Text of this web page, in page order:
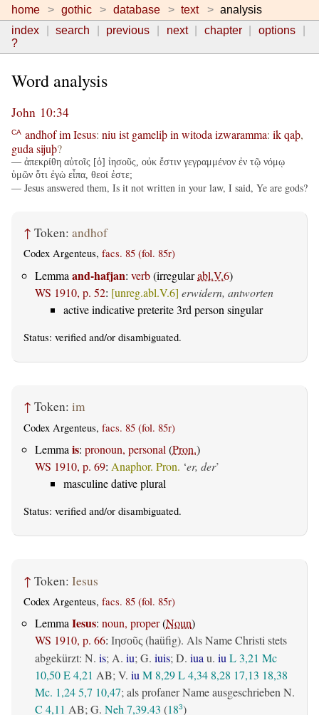
home gothic database text
analysis
index
search previous next chapter
options
?
Word analysis
John 10:34
CA andhofimIesus: niu ist gameliþin witoda izwaramma: ikqaþ,
guda sijuþ?
— ἀπεκρίθη αὐτοῖς [ὁ] ἰησοῦς, οὐκ ἔστιν γεγραμμένον ἐν τῷ νόμῳ
ὑμῶν ὅτι ἐγὼ εἶπα, θεοί ἐστε;
— Jesus answered them, Is it not written in your law, I said, Ye are gods?
↑ Token: andhof
Codex Argenteus, facs. 85 (fol. 85r)
Lemma and-hafjan: verb(irregularabl.V.6)
WS 1910, p. 52: [unreg.abl.V.6] erwidern, antworten
active indicative preterite 3rd person singular
Status: verified and/or disambiguated.
↑ Token: im
Codex Argenteus, facs. 85 (fol. 85r)
Lemma is: pronoun, personal (Pron.)
WS 1910, p. 69: Anaphor. Pron. ‘er, der’
masculine dative plural
Status: verified and/or disambiguated.
↑ Token: Iesus
Codex Argenteus, facs. 85 (fol. 85r)
LemmaIesus: noun, proper(Noun)
WS 1910, p. 66: Ιησοῦς (haüfig). Als Name Christi stets
abgekürzt: N. is; A. iu; G. iuis; D. iuau. iuL 3,21 Mc
10,50E 4,21 AB; V. iuM 8,29L 4,34 8,28 17,13 18,38
Mc. 1,245,7 10,47; als profaner Name ausgeschrieben N.
C 4,11 AB; G. Neh 7,39.43 (183)